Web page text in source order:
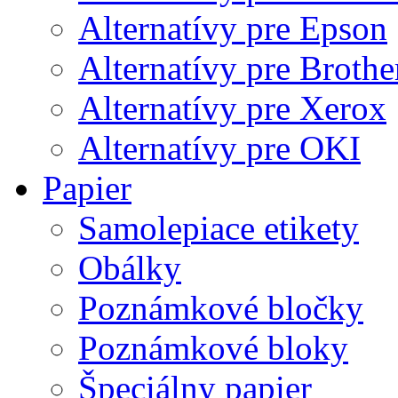
Alternatívy pre Epson
Alternatívy pre
Alternatívy pre Xerox
Alternatívy pre OKI
Papier
Samolepiace etikety
Obálky
Poznámkové bločky
Poznámkové bloky
Špeciálny papier